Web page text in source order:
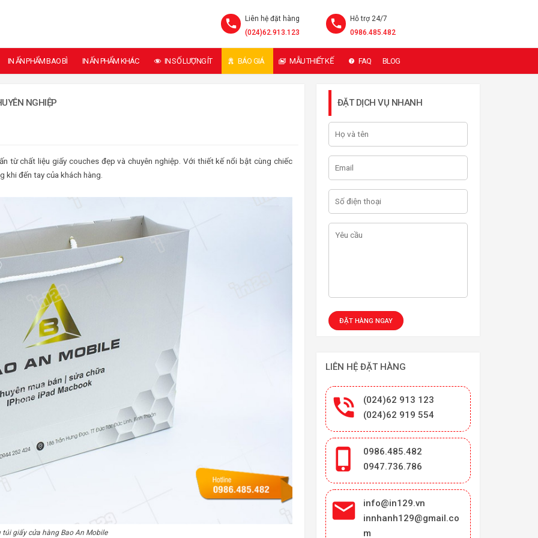
Hỗ trợ 24/7
0986.485.482
Liên hệ đặt hàng
(024)62.913.123
IN ẤN PHẨM BAO BÌ IN ẤN PHẨM KHÁC IN SỐ LƯỢNG ÍT BÁO GIÁ MẪU THIẾT KẾ FAQ BLOG
NGHIỆP
từ chất liệu giấy couches đẹp và chuyên nghiệp. Với thiết kế nổi bật cùng chiếc
đến tay của khách hàng.
túi giấy cửa hàng Bao An Mobile
ĐẶT DỊCH VỤ NHANH
LIÊN HỆ ĐẶT HÀNG

(024)62 913 123
(024)62 919 554

0986.485.482
0947.736.786

info@in129.vn
innhanh129@gmail.co
m